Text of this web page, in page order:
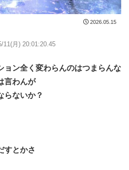
2026.05.15
11(月) 20:01:20.45
ョン全く変わらんのはつまらんな
言わんが
らないか？
すとかさ